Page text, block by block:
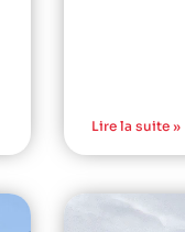
Lire la suite »